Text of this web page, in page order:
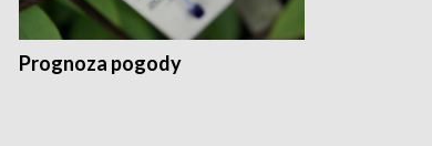
Prognoza pogody